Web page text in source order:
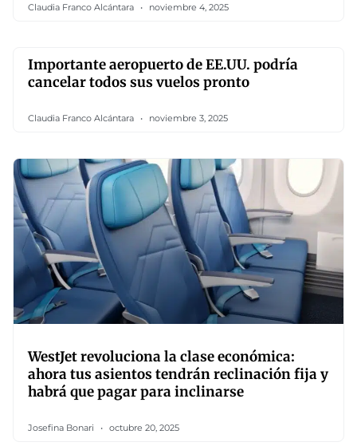
Claudia Franco Alcántara noviembre 4, 2025
Importante aeropuerto de EE.UU. podría
cancelar todos sus vuelos pronto
Claudia Franco Alcántara noviembre 3, 2025
WestJet revoluciona la clase económica:
ahora tus asientos tendrán reclinación fija y
habrá que pagar para inclinarse
Josefina Bonari octubre 20, 2025